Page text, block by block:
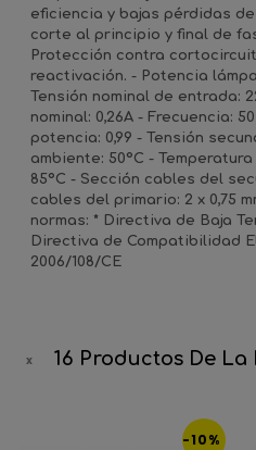
eficiencia y bajas pérdidas
corte al principio y final de
Protección contra
reactivación. - Potencia
Tensión nominal de entrada:
nominal: 0,26A - Frecuencia:
potencia: 0,99 - Tensión
ambiente: 50ºC -
85ºC - Sección cables del
cables del primario: 2 x 0,75
normas: * Directiva de Baja
Directiva de Compatibilidad
2006/108/CE
16 Productos De
-10%